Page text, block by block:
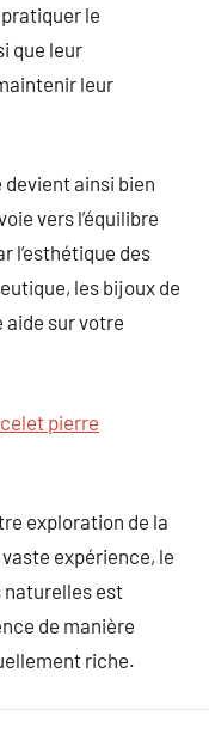
le
que leur
leur
ainsi bien
vers l’équilibre
l’esthétique des
les bijoux de
sur votre
pierre
exploration de la
expérience, le
naturelles est
de manière
riche.